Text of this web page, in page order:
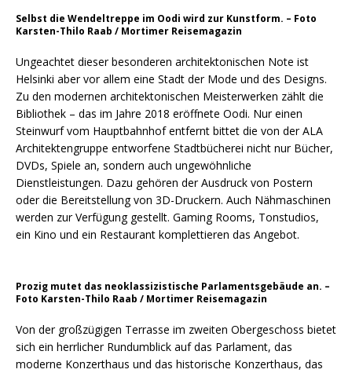
Selbst die Wendeltreppe im Oodi wird zur Kunstform. – Foto
Karsten-Thilo Raab / Mortimer Reisemagazin
Ungeachtet dieser besonderen architektonischen Note ist
Helsinki aber vor allem eine Stadt der Mode und des Designs.
Zu den modernen architektonischen Meisterwerken zählt die
Bibliothek – das im Jahre 2018 eröffnete Oodi. Nur einen
Steinwurf vom Hauptbahnhof entfernt bittet die von der ALA
Architektengruppe entworfene Stadtbücherei nicht nur Bücher,
DVDs, Spiele an, sondern auch ungewöhnliche
Dienstleistungen. Dazu gehören der Ausdruck von Postern
oder die Bereitstellung von 3D-Druckern. Auch Nähmaschinen
werden zur Verfügung gestellt. Gaming Rooms, Tonstudios,
ein Kino und ein Restaurant komplettieren das Angebot.
Prozig mutet das neoklassizistische Parlamentsgebäude an. –
Foto Karsten-Thilo Raab / Mortimer Reisemagazin
Von der großzügigen Terrasse im zweiten Obergeschoss bietet
sich ein herrlicher Rundumblick auf das Parlament, das
moderne Konzerthaus und das historische Konzerthaus, das